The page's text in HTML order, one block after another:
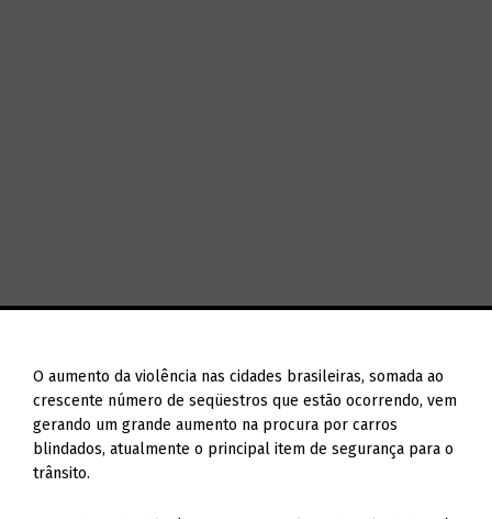
O aumento da violência nas cidades brasileiras, somada ao
crescente número de seqüestros que estão ocorrendo, vem
gerando um grande aumento na procura por carros
blindados, atualmente o principal item de segurança para o
trânsito.